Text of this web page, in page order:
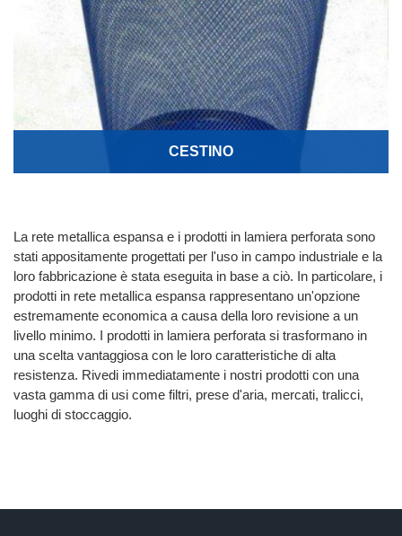
CESTINO
La rete metallica espansa e i prodotti in lamiera perforata sono
stati appositamente progettati per l'uso in campo industriale e la
loro fabbricazione è stata eseguita in base a ciò. In particolare, i
prodotti in rete metallica espansa rappresentano un'opzione
estremamente economica a causa della loro revisione a un
livello minimo. I prodotti in lamiera perforata si trasformano in
una scelta vantaggiosa con le loro caratteristiche di alta
resistenza. Rivedi immediatamente i nostri prodotti con una
vasta gamma di usi come filtri, prese d'aria, mercati, tralicci,
luoghi di stoccaggio.